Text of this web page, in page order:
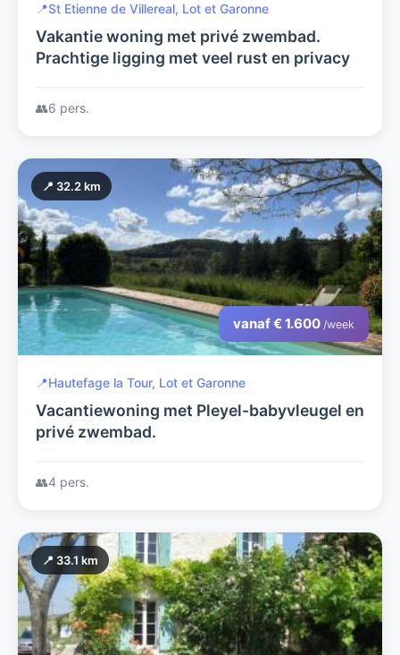
📍St Etienne de Villereal, Lot et Garonne
Vakantie woning met privé zwembad.
Prachtige ligging met veel rust en privacy
👥6 pers.
📍 32.2 km
vanaf € 1.600 /week
📍Hautefage la Tour, Lot et Garonne
Vacantiewoning met Pleyel-babyvleugel en
privé zwembad.
👥4 pers.
📍 33.1 km